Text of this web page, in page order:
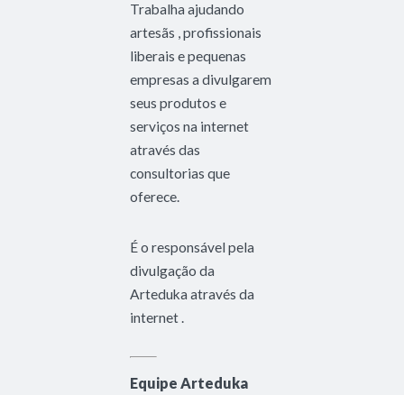
Trabalha ajudando
artesãs , profissionais
liberais e pequenas
empresas a divulgarem
seus produtos e
serviços na internet
através das
consultorias que
oferece.
É o responsável pela
divulgação da
Arteduka através da
internet .
Equipe Arteduka